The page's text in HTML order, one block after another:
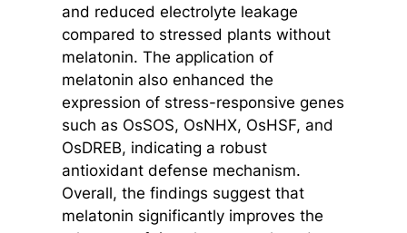
and reduced electrolyte leakage
compared to stressed plants without
melatonin. The application of
melatonin also enhanced the
expression of stress-responsive genes
such as OsSOS, OsNHX, OsHSF, and
OsDREB, indicating a robust
antioxidant defense mechanism.
Overall, the findings suggest that
melatonin significantly improves the